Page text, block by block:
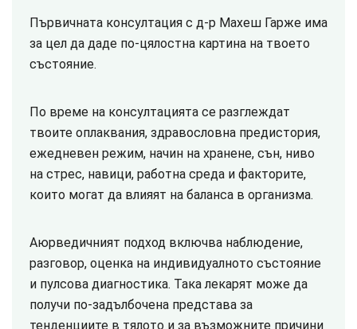
Първичната консултация с д-р Махеш Гарже има
за цел да даде по-цялостна картина на твоето
състояние.
По време на консултацията се разглеждат
твоите оплаквания, здравословна предистория,
ежедневен режим, начин на хранене, сън, ниво
на стрес, навици, работна среда и факторите,
които могат да влияят на баланса в организма.
Аюрведичният подход включва наблюдение,
разговор, оценка на индивидуалното състояние
и пулсова диагностика. Така лекарят може да
получи по-задълбочена представа за
тенденциите в тялото и за възможните причини